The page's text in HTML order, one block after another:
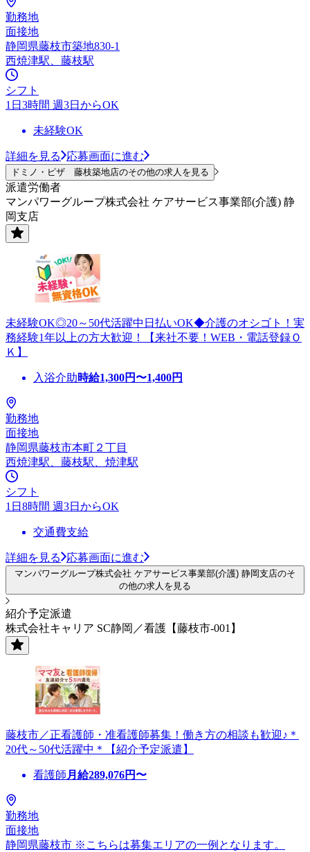
勤務地
面接地
静岡県藤枝市築地830-1
西焼津駅、藤枝駅
シフト
1日3時間 週3日からOK
未経験OK
詳細を見る 応募画面に進む
ドミノ・ピザ 藤枝築地店のその他の求人を見る
派遣労働者
マンパワーグループ株式会社 ケアサービス事業部(介護) 静
岡支店
未経験OK◎20～50代活躍中日払いOK◆介護のオシゴト！実
務経験1年以上の方大歓迎！【来社不要！WEB・電話登録Ｏ
Ｋ】
入浴介助時給1,300円〜1,400円
勤務地
面接地
静岡県藤枝市本町２丁目
西焼津駅、藤枝駅、焼津駅
シフト
1日8時間 週3日からOK
交通費支給
詳細を見る 応募画面に進む
マンパワーグループ株式会社 ケアサービス事業部(介護) 静岡支店のそ
の他の求人を見る
紹介予定派遣
株式会社キャリア SC静岡／看護【藤枝市-001】
藤枝市／正看護師・准看護師募集！働き方の相談も歓迎♪＊
20代～50代活躍中＊【紹介予定派遣】
看護師 月給289,076円〜
勤務地
面接地
静岡県藤枝市 ※こちらは募集エリアの一例となります。